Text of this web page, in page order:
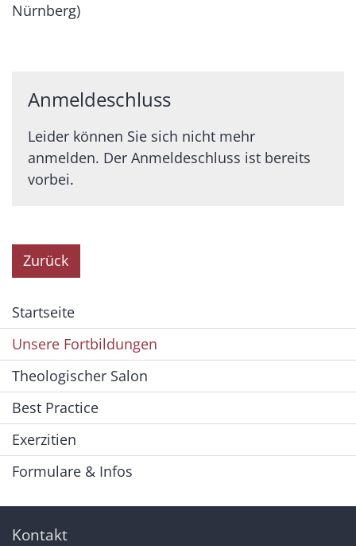
Nürnberg)
Anmeldeschluss
Leider können Sie sich nicht mehr
anmelden. Der Anmeldeschluss ist bereits
vorbei.
Zurück
Startseite
Unsere Fortbildungen
Theologischer Salon
Best Practice
Exerzitien
Formulare & Infos
Kontakt